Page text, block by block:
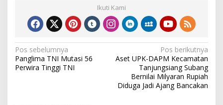
Ikuti Kami
Navigasi
pos
Pos sebelumnya
Panglima TNI Mutasi 56
Perwira Tinggi TNI
Pos berikutnya
Aset UPK-DAPM Kecamatan
Tanjungsiang Subang
Bernilai Milyaran Rupiah
Diduga Jadi Ajang Bancakan